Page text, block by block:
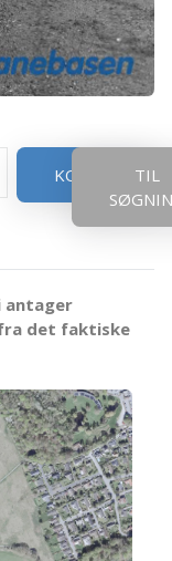
KOPIER
TIL
antager
det faktiske